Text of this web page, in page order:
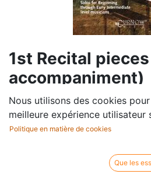
1st Recital
accompaniment)
Compositeur /
auteur:
Album
Editeur / co-
James Curnow
Trompette et
Curnow
Nous utilisons des cookies
meilleure expérience utilisateur
Politique en matière de cookies
Que les